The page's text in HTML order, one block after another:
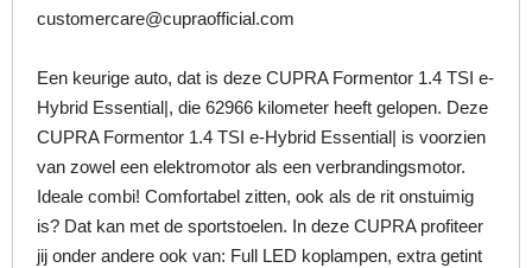
customercare@cupraofficial.com
Een keurige auto, dat is deze CUPRA Formentor 1.4 TSI e-
Hybrid Essential|, die 62966 kilometer heeft gelopen. Deze
CUPRA Formentor 1.4 TSI e-Hybrid Essential| is voorzien
van zowel een elektromotor als een verbrandingsmotor.
Ideale combi! Comfortabel zitten, ook als de rit onstuimig
is? Dat kan met de sportstoelen. In deze CUPRA profiteer
jij onder andere ook van: Full LED koplampen, extra getint